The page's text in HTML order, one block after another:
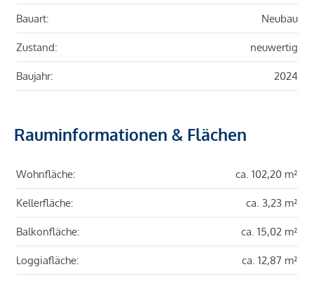
Bauart: Neubau
Zustand: neuwertig
Baujahr: 2024
Rauminformationen & Flächen
Wohnfläche: ca. 102,20 m²
Kellerfläche: ca. 3,23 m²
Balkonfläche: ca. 15,02 m²
Loggiafläche: ca. 12,87 m²